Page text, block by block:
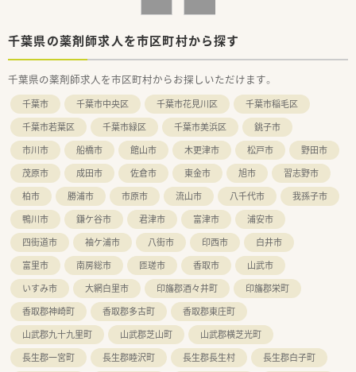
千葉県の薬剤師求人を市区町村から探す
千葉県の薬剤師求人を市区町村からお探しいただけます。
千葉市 千葉市中央区 千葉市花見川区
千葉市稲毛区
千葉市若葉区
千葉市緑区 千葉市美浜区
銚子市
市川市
船橋市 館山市 木更津市 松戸市
野田市
茂原市
成田市 佐倉市 東金市 旭市
習志野市
柏市
勝浦市 市原市 流山市 八千代市
我孫子市
鴨川市
鎌ケ谷市 君津市 富津市
浦安市
四街道市
袖ケ浦市 八街市 印西市
白井市
富里市
南房総市 匝瑳市 香取市
山武市
いすみ市
大網白里市 印旛郡酒々井町
印旛郡栄町
香取郡神崎町
香取郡多古町
香取郡東庄町
山武郡九十九里町
山武郡芝山町
山武郡横芝光町
長生郡一宮町
長生郡睦沢町 長生郡長生村
長生郡白子町